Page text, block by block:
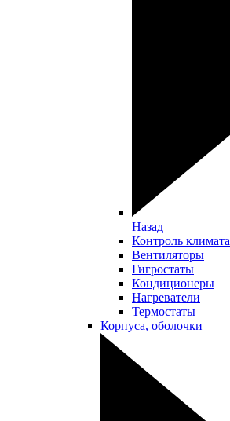
Назад
Контроль климата
Вентиляторы
Гигростаты
Кондиционеры
Нагреватели
Термостаты
Корпуса, оболочки